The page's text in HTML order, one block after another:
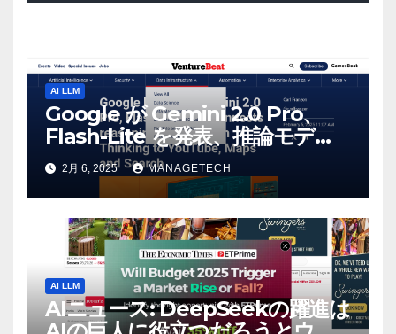
AI LLM
Google が Gemini 2.0 Pro、
Flash-Lite を発表、推論モデル
Flash Thinking を YouTube、
マップ、検索に接続 |
VentureBeat
2月 6, 2025 MANAGETECH
AI LLM
AIニュース: DeepSeekの躍進は